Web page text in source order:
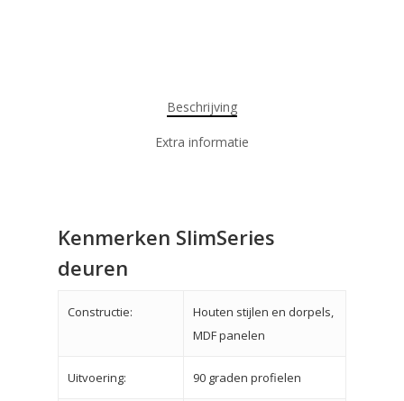
Beschrijving
Extra informatie
Kenmerken SlimSeries
deuren
Constructie:
Houten stijlen en dorpels,
MDF panelen
Uitvoering: 90 graden profielen